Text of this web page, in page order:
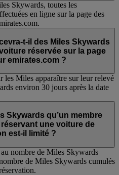
Skywards, toutes les
en ligne sur la page des
t-il des Miles Skywards
réservée sur la page
emirates.com ?
les Miles apparaître sur leur relevé
environ 30 jours après la date
Skywards qu’un membre
une voiture de
est-il limité ?
nombre de Miles Skywards
de Miles Skywards cumulés